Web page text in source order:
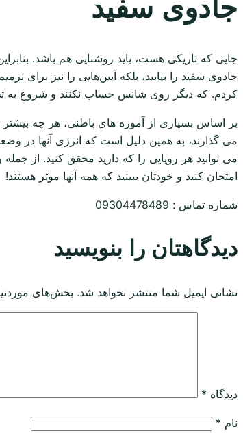
جادوی سفید
جایی که تاریکی هست، باید روشنایی هم باشد.
جادوی سفید را بیابید، بلکه آیین‌هایی را نیز
کردم. که دیگر روی شانس حساب نکنند و شروع به
بر اساس بسیاری از آموزه های باطنی، هر چه بیشتر
می گذارند، به همین دلیل است که انرژی آنها در
می توانید هر رویایی را که دارید محقق کنید. از
امتحان کنید و خودتان ببینید که همه آنها موثر هستند!
شماره تماس : 09304478489
دیدگاهتان را بنویسید
نشانی ایمیل شما منتشر نخواهد شد. بخش‌های
دیدگاه *
نام *